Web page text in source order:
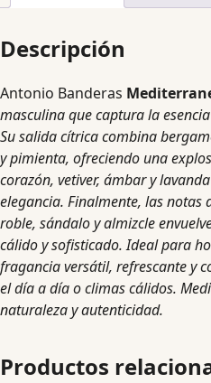
Descripción
Antonio Banderas
masculina que captura la
Su salida cítrica combina
y pimienta, ofreciendo una
corazón, vetiver, ámbar y
elegancia. Finalmente, las notas
roble, sándalo y almizcle
cálido y sofisticado. Ideal para
fragancia versátil, refrescante y
el día a día o climas cálidos.
naturaleza y autenticidad.
Productos